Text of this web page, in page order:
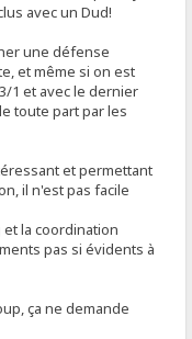
avec un Dud!
une défense
et même si on est
1 et avec le dernier
toute part par les
et permettant
il n'est pas facile
la coordination
pas si évidents à
ça ne demande